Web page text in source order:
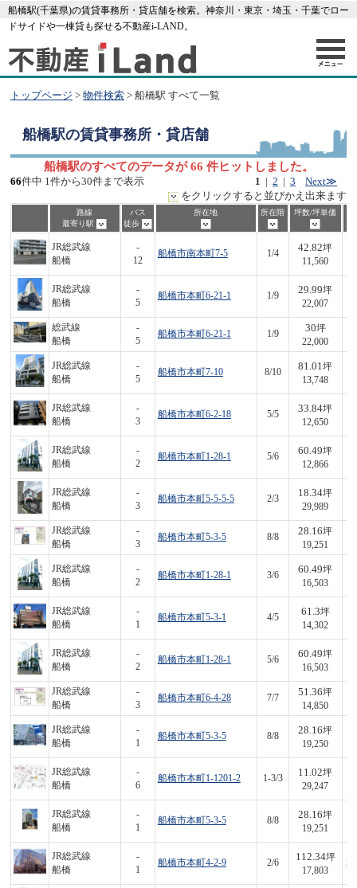
船橋駅(千葉県)の賃貸事務所・貸店舗を検索。神奈川・東京・埼玉・千葉でロー
ドサイドや一棟貸も探せる不動産i-LAND。
トップページ > 物件検索> 船橋駅 すべて一覧
船橋駅の賃貸事務所・貸店舗
船橋駅のすべてのデータが 66 件ヒットしました。
1 |2 |3 Next≫
66件中 1件から30件まで表示
をクリックすると並びかえ出来ます
路線
最寄り駅
バス
徒歩
所在地 所在階 坪数/坪単価
JR総武線
船橋
-
12
船橋市南本町7-5 1/4
42.82坪
11,560
JR総武線
船橋
-
5
船橋市本町6-21-1 1/9
29.99坪
22,007
総武線
船橋
-
5
船橋市本町6-21-1 1/9
30坪
22,000
JR総武線
船橋
-
5
船橋市本町7-10 8/10
81.01坪
13,748
JR総武線
船橋
-
3
船橋市本町6-2-18 5/5
33.84坪
12,650
JR総武線
船橋
-
2
船橋市本町1-28-1 5/6
60.49坪
12,866
JR総武線
船橋
-
3
船橋市本町5-5-5-5 2/3
18.34坪
29,989
JR総武線
船橋
-
3
船橋市本町5-3-5 8/8
28.16坪
19,251
JR総武線
船橋
-
2
船橋市本町1-28-1 3/6
60.49坪
16,503
JR総武線
船橋
-
1
船橋市本町5-3-1 4/5
61.3坪
14,302
JR総武線
船橋
-
2
船橋市本町1-28-1 5/6
60.49坪
16,503
JR総武線
船橋
-
3
船橋市本町6-4-28 7/7
51.36坪
14,850
JR総武線
船橋
-
1
船橋市本町5-3-5 8/8
28.16坪
19,250
JR総武線
船橋
-
6
船橋市本町1-1201-2 1-3/3
11.02坪
29,247
JR総武線
船橋
-
1
船橋市本町5-3-5 8/8
28.16坪
19,251
JR総武線
船橋
-
1
船橋市本町4-2-9 2/6
112.34坪
17,803